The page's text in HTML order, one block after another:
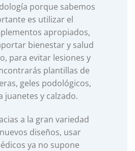
porque sabemos
es utilizar el
apropiados,
bienestar y salud
para evitar lesiones y
plantillas de
geles podológicos,
y calzado.
a la gran variedad
diseños, usar
ya no supone